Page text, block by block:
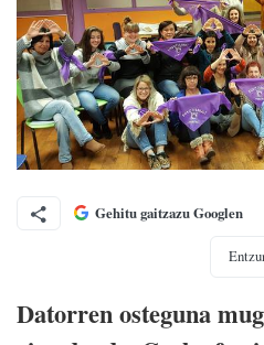
Gehitu gaitzazu Googlen
Datorren osteguna